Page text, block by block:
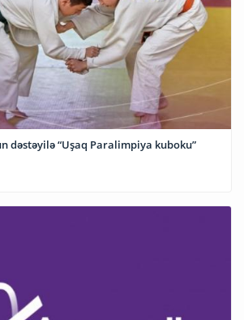
dəstəyilə “Uşaq Paralimpiya kuboku”